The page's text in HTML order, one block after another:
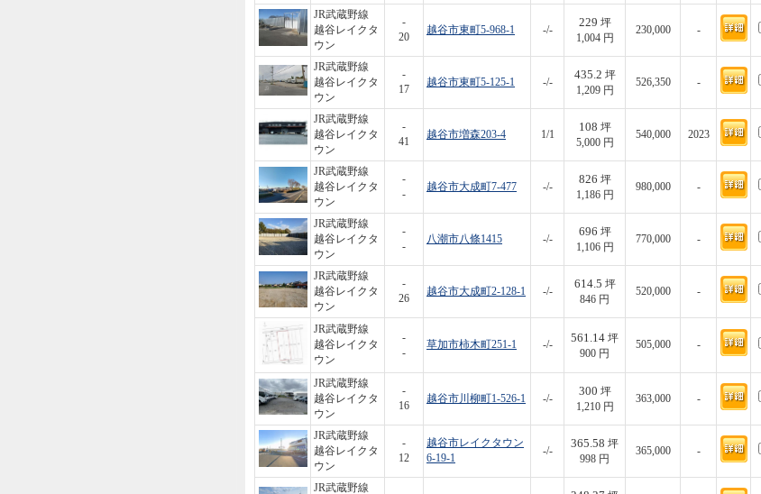
JR武蔵野線
越谷レイクタ
ウン
-
20
越谷市東町5-968-1 -/-
229 坪
1,004 円
230,000 -
JR武蔵野線
越谷レイクタ
ウン
-
17
越谷市東町5-125-1 -/-
435.2 坪
1,209 円
526,350 -
JR武蔵野線
越谷レイクタ
ウン
-
41
越谷市増森203-4 1/1
108 坪
5,000 円
540,000 2023
JR武蔵野線
越谷レイクタ
ウン
-
-
越谷市大成町7-477 -/-
826 坪
1,186 円
980,000 -
JR武蔵野線
越谷レイクタ
ウン
-
-
八潮市八條1415 -/-
696 坪
1,106 円
770,000 -
JR武蔵野線
越谷レイクタ
ウン
-
26
越谷市大成町2-128-1 -/-
614.5 坪
846 円
520,000 -
JR武蔵野線
越谷レイクタ
ウン
-
-
草加市柿木町251-1 -/-
561.14 坪
900 円
505,000 -
JR武蔵野線
越谷レイクタ
ウン
-
16
越谷市川柳町1-526-1 -/-
300 坪
1,210 円
363,000 -
JR武蔵野線
越谷レイクタ
ウン
-
12
越谷市レイクタウン
6-19-1
-/-
365.58 坪
998 円
365,000 -
JR武蔵野線